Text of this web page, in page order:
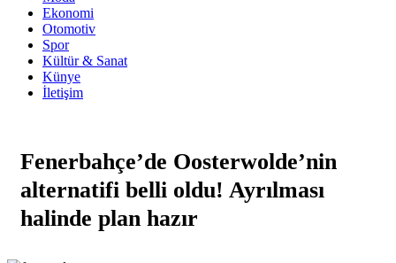
Ekonomi
Otomotiv
Spor
Kültür & Sanat
Künye
İletişim
Fenerbahçe’de Oosterwolde’nin
alternatifi belli oldu! Ayrılması
halinde plan hazır